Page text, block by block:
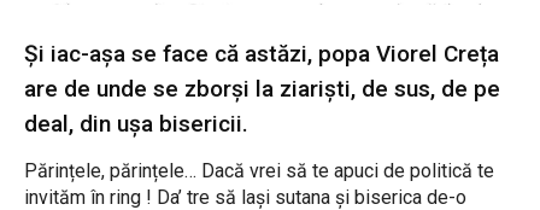
Și iac-așa se face că astăzi, popa Viorel Creța
are de unde se zborși la ziariști, de sus, de pe
deal, din ușa bisericii.
Părințele, părințele… Dacă vrei să te apuci de politică te
invităm în ring ! Da’ tre să lași sutana și biserica de-o